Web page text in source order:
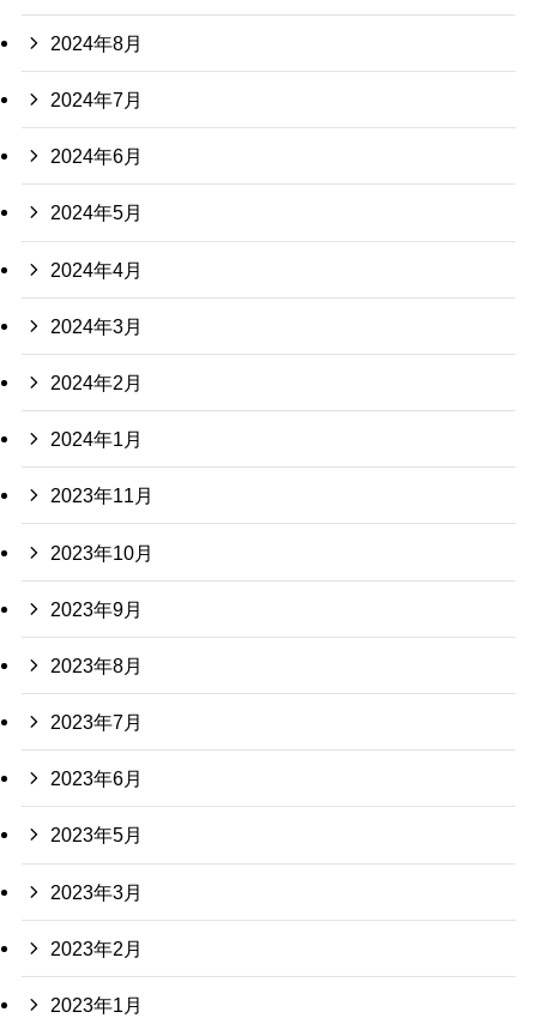
2024年8月
2024年7月
2024年6月
2024年5月
2024年4月
2024年3月
2024年2月
2024年1月
2023年11月
2023年10月
2023年9月
2023年8月
2023年7月
2023年6月
2023年5月
2023年3月
2023年2月
2023年1月